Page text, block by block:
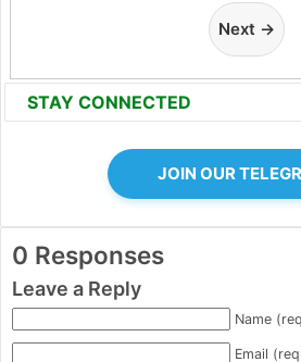
Next →
STAY CONNECTED
JOIN OUR
0 Responses
Leave a Reply
Name
Email